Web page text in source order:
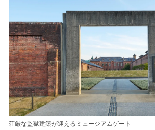
荘厳な監獄建築が迎えるミュージアムゲート